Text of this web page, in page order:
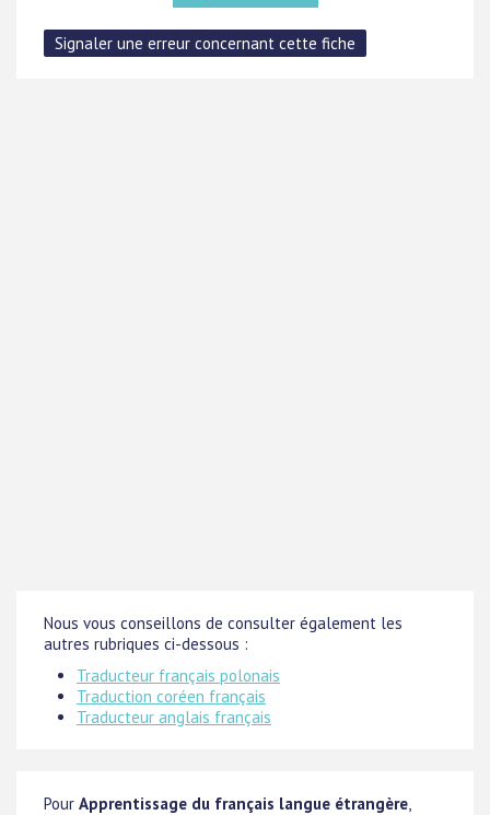
Nous vous conseillons de consulter également les
autres rubriques ci-dessous :
Traducteur français polonais
Traduction coréen français
Traducteur anglais français
Pour Apprentissage du français langue étrangère,